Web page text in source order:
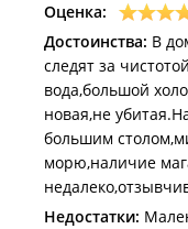
Оценка:
Достоинства: В
следят за
вода,большой
новая,не
большим
морю,наличие
Недостатки: